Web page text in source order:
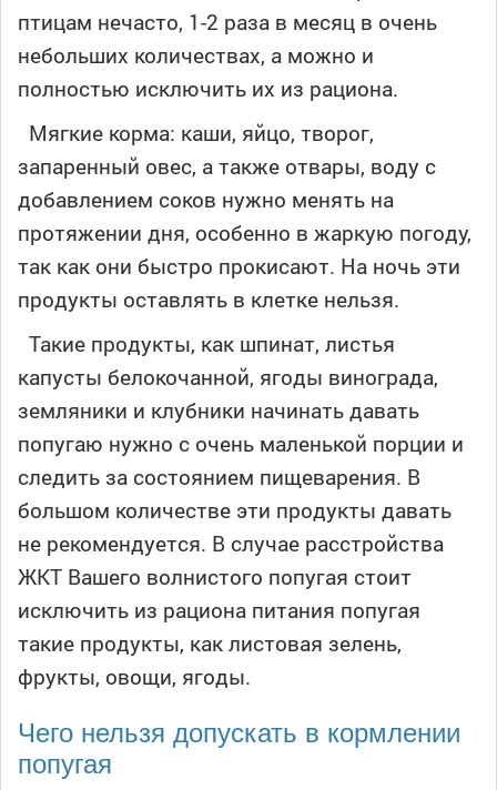
птицам нечасто, 1-2 раза в месяц в очень
небольших количествах, а можно и
полностью исключить их из рациона.
Мягкие корма: каши, яйцо, творог,
запаренный овес, а также отвары, воду с
добавлением соков нужно менять на
протяжении дня, особенно в жаркую погоду,
так как они быстро прокисают. На ночь эти
продукты оставлять в клетке нельзя.
Такие продукты, как шпинат, листья
капусты белокочанной, ягоды винограда,
земляники и клубники начинать давать
попугаю нужно с очень маленькой порции и
следить за состоянием пищеварения. В
большом количестве эти продукты давать
не рекомендуется. В случае расстройства
ЖКТ Вашего волнистого попугая стоит
исключить из рациона питания попугая
такие продукты, как листовая зелень,
фрукты, овощи, ягоды.
Чего нельзя допускать в кормлении
попугая